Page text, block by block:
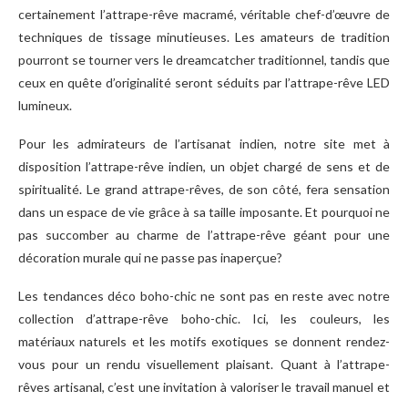
certainement l’attrape-rêve macramé, véritable chef-d’œuvre de
techniques de tissage minutieuses. Les amateurs de tradition
pourront se tourner vers le dreamcatcher traditionnel, tandis que
ceux en quête d’originalité seront séduits par l’attrape-rêve LED
lumineux.
Pour les admirateurs de l’artisanat indien, notre site met à
disposition l’attrape-rêve indien, un objet chargé de sens et de
spiritualité. Le grand attrape-rêves, de son côté, fera sensation
dans un espace de vie grâce à sa taille imposante. Et pourquoi ne
pas succomber au charme de l’attrape-rêve géant pour une
décoration murale qui ne passe pas inaperçue?
Les tendances déco boho-chic ne sont pas en reste avec notre
collection d’attrape-rêve boho-chic. Ici, les couleurs, les
matériaux naturels et les motifs exotiques se donnent rendez-
vous pour un rendu visuellement plaisant. Quant à l’attrape-
rêves artisanal, c’est une invitation à valoriser le travail manuel et